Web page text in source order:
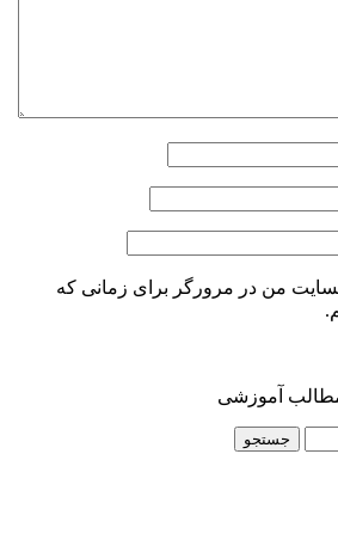
من در مرورگر برای زمانی که
آموزشی
جستجو